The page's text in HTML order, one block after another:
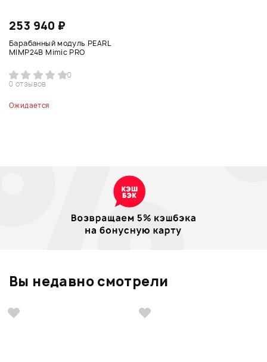
253 940 ₽
Барабанный модуль PEARL
MIMP24B Mimic PRO
0
0 отзывов
Ожидается
Вы недавно смотрели